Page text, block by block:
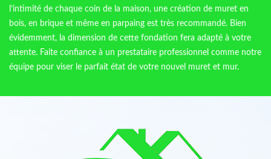
l’intimité de chaque coin de la maison, une création de muret en
bois, en brique et même en parpaing est très recommandé. Bien
évidemment, la dimension de cette fondation fera adapté à votre
attente. Faite confiance à un prestataire professionnel comme notre
équipe pour viser le parfait état de votre nouvel muret et mur.